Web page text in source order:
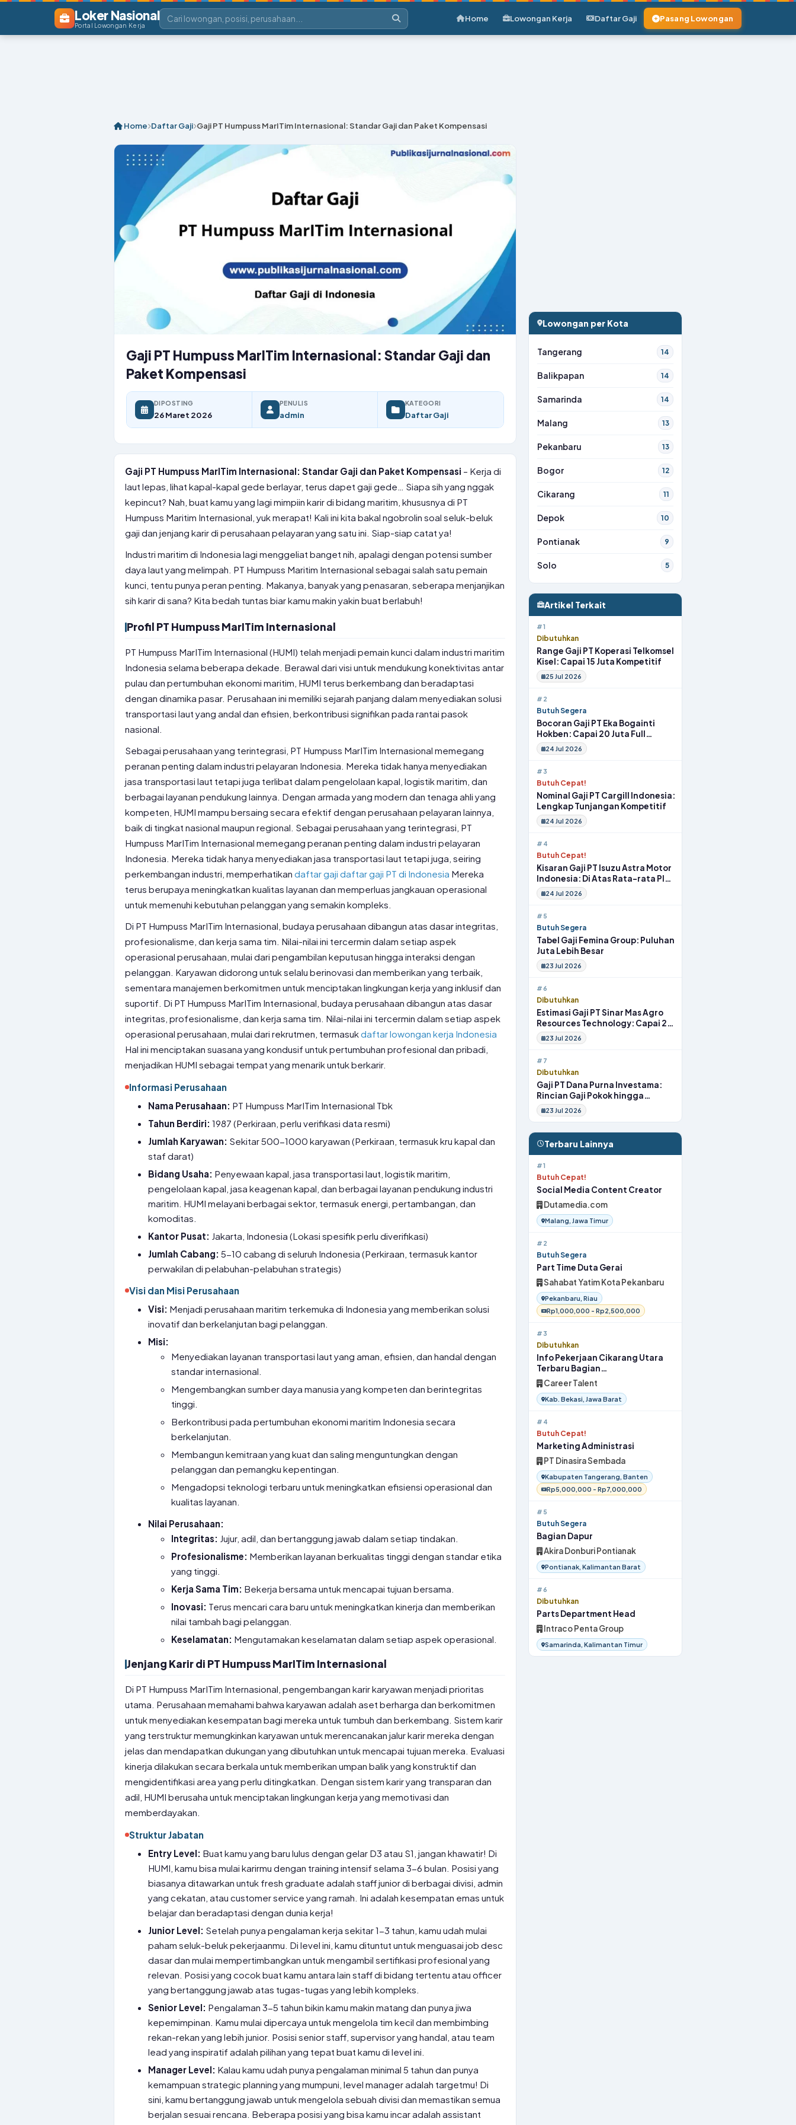
Loker Nasional
Portal Lowongan Kerja
Home Lowongan Kerja Daftar Gaji Pasang Lowongan
Home Daftar Gaji Gaji PT Humpuss MarITim Internasional: Standar Gaji dan Paket Kompensasi
Gaji PT Humpuss MarITim Internasional: Standar Gaji dan
Paket Kompensasi
DIPOSTING
26 Maret 2026
PENULIS
admin
KATEGORI
Daftar Gaji
Gaji PT Humpuss MarITim Internasional: Standar Gaji dan Paket Kompensasi – Kerja di
laut lepas, lihat kapal-kapal gede berlayar, terus dapet gaji gede… Siapa sih yang nggak
kepincut? Nah, buat kamu yang lagi mimpiin karir di bidang maritim, khususnya di PT
Humpuss Maritim Internasional, yuk merapat! Kali ini kita bakal ngobrolin soal seluk-beluk
gaji dan jenjang karir di perusahaan pelayaran yang satu ini. Siap-siap catat ya!
Industri maritim di Indonesia lagi menggeliat banget nih, apalagi dengan potensi sumber
daya laut yang melimpah. PT Humpuss Maritim Internasional sebagai salah satu pemain
kunci, tentu punya peran penting. Makanya, banyak yang penasaran, seberapa menjanjikan
sih karir di sana? Kita bedah tuntas biar kamu makin yakin buat berlabuh!
Profil PT Humpuss MarITim Internasional
PT Humpuss MarITim Internasional (HUMI) telah menjadi pemain kunci dalam industri maritim
Indonesia selama beberapa dekade. Berawal dari visi untuk mendukung konektivitas antar
pulau dan pertumbuhan ekonomi maritim, HUMI terus berkembang dan beradaptasi
dengan dinamika pasar. Perusahaan ini memiliki sejarah panjang dalam menyediakan solusi
transportasi laut yang andal dan efisien, berkontribusi signifikan pada rantai pasok
nasional.
Sebagai perusahaan yang terintegrasi, PT Humpuss MarITim Internasional memegang
peranan penting dalam industri pelayaran Indonesia. Mereka tidak hanya menyediakan
jasa transportasi laut tetapi juga terlibat dalam pengelolaan kapal, logistik maritim, dan
berbagai layanan pendukung lainnya. Dengan armada yang modern dan tenaga ahli yang
kompeten, HUMI mampu bersaing secara efektif dengan perusahaan pelayaran lainnya,
baik di tingkat nasional maupun regional. Sebagai perusahaan yang terintegrasi, PT
Humpuss MarITim Internasional memegang peranan penting dalam industri pelayaran
Indonesia. Mereka tidak hanya menyediakan jasa transportasi laut tetapi juga, seiring
perkembangan industri, memperhatikan daftar gaji daftar gaji PT di Indonesia Mereka
terus berupaya meningkatkan kualitas layanan dan memperluas jangkauan operasional
untuk memenuhi kebutuhan pelanggan yang semakin kompleks.
Di PT Humpuss MarITim Internasional, budaya perusahaan dibangun atas dasar integritas,
profesionalisme, dan kerja sama tim. Nilai-nilai ini tercermin dalam setiap aspek
operasional perusahaan, mulai dari pengambilan keputusan hingga interaksi dengan
pelanggan. Karyawan didorong untuk selalu berinovasi dan memberikan yang terbaik,
sementara manajemen berkomitmen untuk menciptakan lingkungan kerja yang inklusif dan
suportif. Di PT Humpuss MarITim Internasional, budaya perusahaan dibangun atas dasar
integritas, profesionalisme, dan kerja sama tim. Nilai-nilai ini tercermin dalam setiap aspek
operasional perusahaan, mulai dari rekrutmen, termasukdaftar lowongan kerja Indonesia
Hal ini menciptakan suasana yang kondusif untuk pertumbuhan profesional dan pribadi,
menjadikan HUMI sebagai tempat yang menarik untuk berkarir.
Informasi Perusahaan
Nama Perusahaan: PT Humpuss MarITim Internasional Tbk
Tahun Berdiri: 1987 (Perkiraan, perlu verifikasi data resmi)
Jumlah Karyawan: Sekitar 500-1000 karyawan (Perkiraan, termasuk kru kapal dan
staf darat)
Bidang Usaha: Penyewaan kapal, jasa transportasi laut, logistik maritim,
pengelolaan kapal, jasa keagenan kapal, dan berbagai layanan pendukung industri
maritim. HUMI melayani berbagai sektor, termasuk energi, pertambangan, dan
komoditas.
Kantor Pusat: Jakarta, Indonesia (Lokasi spesifik perlu diverifikasi)
Jumlah Cabang: 5-10 cabang di seluruh Indonesia (Perkiraan, termasuk kantor
perwakilan di pelabuhan-pelabuhan strategis)
Visi dan Misi Perusahaan
Visi: Menjadi perusahaan maritim terkemuka di Indonesia yang memberikan solusi
inovatif dan berkelanjutan bagi pelanggan.
Misi:
Menyediakan layanan transportasi laut yang aman, efisien, dan handal dengan
standar internasional.
Mengembangkan sumber daya manusia yang kompeten dan berintegritas
tinggi.
Berkontribusi pada pertumbuhan ekonomi maritim Indonesia secara
berkelanjutan.
Membangun kemitraan yang kuat dan saling menguntungkan dengan
pelanggan dan pemangku kepentingan.
Mengadopsi teknologi terbaru untuk meningkatkan efisiensi operasional dan
kualitas layanan.
Nilai Perusahaan:
Integritas: Jujur, adil, dan bertanggung jawab dalam setiap tindakan.
Profesionalisme: Memberikan layanan berkualitas tinggi dengan standar etika
yang tinggi.
Kerja Sama Tim: Bekerja bersama untuk mencapai tujuan bersama.
Inovasi: Terus mencari cara baru untuk meningkatkan kinerja dan memberikan
nilai tambah bagi pelanggan.
Keselamatan: Mengutamakan keselamatan dalam setiap aspek operasional.
Jenjang Karir di PT Humpuss MarITim Internasional
Di PT Humpuss MarITim Internasional, pengembangan karir karyawan menjadi prioritas
utama. Perusahaan memahami bahwa karyawan adalah aset berharga dan berkomitmen
untuk menyediakan kesempatan bagi mereka untuk tumbuh dan berkembang. Sistem karir
yang terstruktur memungkinkan karyawan untuk merencanakan jalur karir mereka dengan
jelas dan mendapatkan dukungan yang dibutuhkan untuk mencapai tujuan mereka. Evaluasi
kinerja dilakukan secara berkala untuk memberikan umpan balik yang konstruktif dan
mengidentifikasi area yang perlu ditingkatkan. Dengan sistem karir yang transparan dan
adil, HUMI berusaha untuk menciptakan lingkungan kerja yang memotivasi dan
memberdayakan.
Struktur Jabatan
Entry Level: Buat kamu yang baru lulus dengan gelar D3 atau S1, jangan khawatir! Di
HUMI, kamu bisa mulai karirmu dengan training intensif selama 3-6 bulan. Posisi yang
biasanya ditawarkan untuk fresh graduate adalah staff junior di berbagai divisi, admin
yang cekatan, atau customer service yang ramah. Ini adalah kesempatan emas untuk
belajar dan beradaptasi dengan dunia kerja!
Junior Level: Setelah punya pengalaman kerja sekitar 1-3 tahun, kamu udah mulai
paham seluk-beluk pekerjaanmu. Di level ini, kamu dituntut untuk menguasai job desc
dasar dan mulai mempertimbangkan untuk mengambil sertifikasi profesional yang
relevan. Posisi yang cocok buat kamu antara lain staff di bidang tertentu atau officer
yang bertanggung jawab atas tugas-tugas yang lebih kompleks.
Senior Level: Pengalaman 3-5 tahun bikin kamu makin matang dan punya jiwa
kepemimpinan. Kamu mulai dipercaya untuk mengelola tim kecil dan membimbing
rekan-rekan yang lebih junior. Posisi senior staff, supervisor yang handal, atau team
lead yang inspiratif adalah pilihan yang tepat buat kamu di level ini.
Manager Level: Kalau kamu udah punya pengalaman minimal 5 tahun dan punya
kemampuan strategic planning yang mumpuni, level manager adalah targetmu! Di
sini, kamu bertanggung jawab untuk mengelola sebuah divisi dan memastikan semua
berjalan sesuai rencana. Beberapa posisi yang bisa kamu incar adalah assistant
Lowongan per Kota
Tangerang 14
Balikpapan 14
Samarinda 14
Malang 13
Pekanbaru 13
Bogor 12
Cikarang 11
Depok 10
Pontianak 9
Solo 5
Artikel Terkait
#1
Dibutuhkan
Range Gaji PT Koperasi Telkomsel
Kisel: Capai 15 Juta Kompetitif
25 Jul 2026
#2
Butuh Segera
Bocoran Gaji PT Eka Bogainti
Hokben: Capai 20 Juta Full
Benefit
24 Jul 2026
#3
Butuh Cepat!
Nominal Gaji PT Cargill Indonesia:
Lengkap Tunjangan Kompetitif
24 Jul 2026
#4
Butuh Cepat!
Kisaran Gaji PT Isuzu Astra Motor
Indonesia: Di Atas Rata-rata Plus
Fasilitas
24 Jul 2026
#5
Butuh Segera
Tabel Gaji Femina Group: Puluhan
Juta Lebih Besar
23 Jul 2026
#6
Dibutuhkan
Estimasi Gaji PT Sinar Mas Agro
Resources Technology: Capai 20
Juta Full Benefit
23 Jul 2026
#7
Dibutuhkan
Gaji PT Dana Purna Investama:
Rincian Gaji Pokok hingga
Fasilitas
23 Jul 2026
Terbaru Lainnya
#1
Butuh Cepat!
Social Media Content Creator
Dutamedia.com
Malang, Jawa Timur
#2
Butuh Segera
Part Time Duta Gerai
Sahabat Yatim Kota Pekanbaru
Pekanbaru, Riau
Rp1,000,000 - Rp2,500,000
#3
Dibutuhkan
Info Pekerjaan Cikarang Utara
Terbaru Bagian
OperatorProduksi 2026
Career Talent
Kab. Bekasi, Jawa Barat
#4
Butuh Cepat!
Marketing Administrasi
PT Dinasira Sembada
Kabupaten Tangerang, Banten
Rp5,000,000 - Rp7,000,000
#5
Butuh Segera
Bagian Dapur
Akira Donburi Pontianak
Pontianak, Kalimantan Barat
#6
Dibutuhkan
Parts Department Head
Intraco Penta Group
Samarinda, Kalimantan Timur